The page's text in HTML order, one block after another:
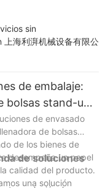
sin
海利湃机械设备有限公
de embalaje:
bolsas stand-up
de envasado
de bolsas
de los bienes de
desempeña un papel
calidad del producto.
una solución
de soluciones